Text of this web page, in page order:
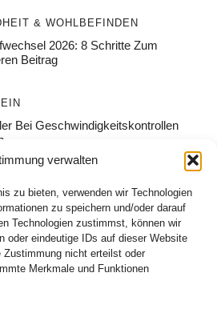
verwalten
zu bieten, verwenden wir Technologien
zu speichern und/oder darauf
Technologien zustimmst, können wir
oder eindeutige IDs auf dieser Website
Zustimmung nicht erteilst oder
Merkmale und Funktionen
& WOHLBEFINDEN
2026: 8 Schritte Zum
Beitrag
Bei Geschwindigkeitskontrollen
Nach Dem Sport: Was Wirklich
Im Winter Richtig Schützen